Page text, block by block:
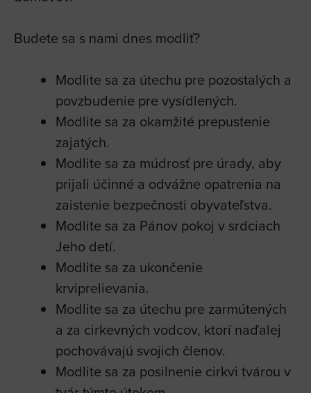
Budete sa s nami dnes modliť?
Modlite sa za útechu pre pozostalých a
povzbudenie pre vysídlených.
Modlite sa za okamžité prepustenie
zajatých.
Modlite sa za múdrosť pre úrady, aby
prijali účinné a odvážne opatrenia na
zaistenie bezpečnosti obyvateľstva.
Modlite sa za Pánov pokoj v srdciach
Jeho detí.
Modlite sa za ukončenie
krviprelievania.
Modlite sa za útechu pre zarmútených
a za cirkevných vodcov, ktorí naďalej
pochovávajú svojich členov.
Modlite sa za posilnenie cirkvi tvárou v